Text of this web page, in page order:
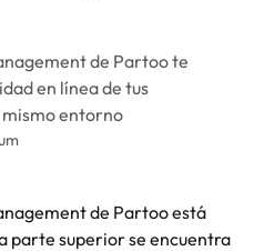
de Partoo te
en línea de tus
entorno
de Partoo está
parte superior se encuentra